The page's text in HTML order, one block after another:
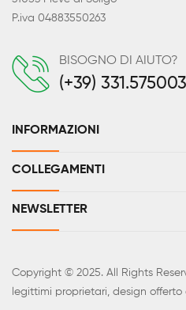
P.iva 04883550263
BISOGNO DI AIUTO?
(+39)
INFORMAZIONI
COLLEGAMENTI
NEWSLETTER
Copyright © 2025. All Rights
legittimi proprietari, design